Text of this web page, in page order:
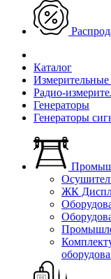
Каталог
Радио-
Генераторы
Генераторы
ЖК